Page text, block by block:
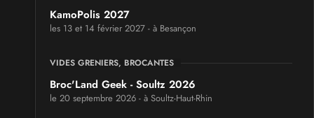
KamoPolis 2027
les 13 et 14 février 2027 - à Besançon
VIDES GRENIERS, BROCANTES
Broc'Land Geek - Soultz 2026
le 20 septembre 2026 - à Soultz-Haut-Rhin